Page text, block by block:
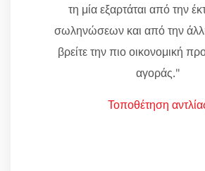
τη μία εξαρτάται από την
σωληνώσεων και από την
βρείτε την πιο οικονομική
αγοράς."
Τοποθέτηση